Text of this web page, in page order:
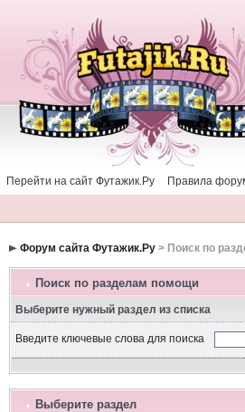
Перейти на сайт Футажик.Ру Правила
Форум сайта Футажик.Ру> Поиск по
Поиск по разделам помощи
Выберите нужный раздел из списка
Введите ключевые слова для поиска
Выберите раздел